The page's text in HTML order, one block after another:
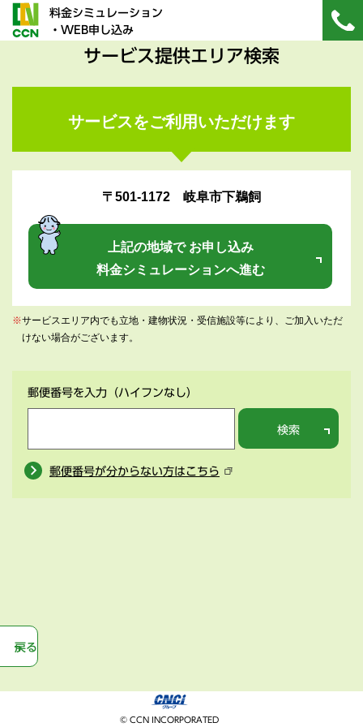
料金シミュレーション
・WEB申し込み
サービス提供エリア検索
サービスをご利用いただけます
〒501-1172 岐阜市下鵜飼
上記の地域で お申し込み
料金シミュレーションへ進む
※サービスエリア内でも立地・建物状況・受信施設等により、ご加入いただ
けない場合がございます。
郵便番号を入力 （ハイフンなし）
検索
郵便番号が分からない方はこちら
戻る
© CCN INCORPORATED